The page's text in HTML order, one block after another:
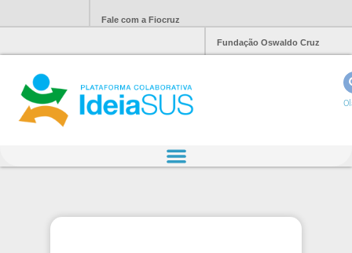
Fale com a Fiocruz
Fundação Oswaldo Cruz